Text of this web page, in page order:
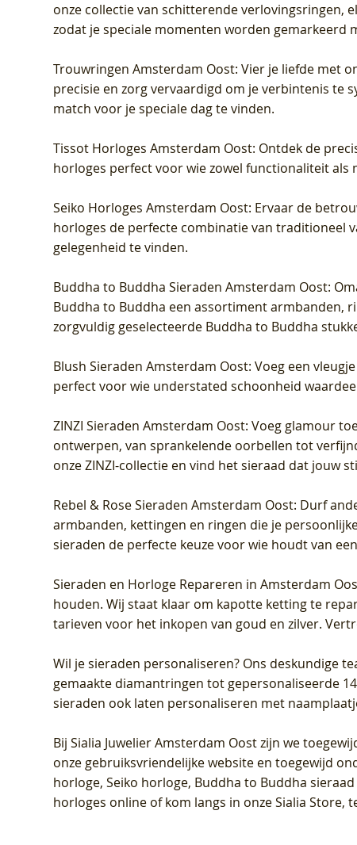
onze collectie van schitterende verlovingsringen,
zodat je speciale momenten worden gemarkeerd
Trouwringen Amsterdam Oost: Vier je liefde met
precisie en zorg vervaardigd om je verbintenis te
match voor je speciale dag te vinden.
Tissot Horloges Amsterdam Oost: Ontdek de
horloges perfect voor wie zowel functionaliteit als
Seiko Horloges Amsterdam Oost: Ervaar de
horloges de perfecte combinatie van traditioneel
gelegenheid te vinden.
Buddha to Buddha Sieraden Amsterdam Oost:
Buddha to Buddha een assortiment armbanden,
zorgvuldig geselecteerde Buddha to Buddha
Blush Sieraden Amsterdam Oost: Voeg een
perfect voor wie understated schoonheid
ZINZI Sieraden Amsterdam Oost: Voeg glamour
ontwerpen, van sprankelende oorbellen tot
onze ZINZI-collectie en vind het sieraad dat jouw
Rebel & Rose Sieraden Amsterdam Oost: Durf
armbanden, kettingen en ringen die je
sieraden de perfecte keuze voor wie houdt van
Sieraden en Horloge Repareren in Amsterdam
houden. Wij staat klaar om kapotte ketting te
tarieven voor het inkopen van goud en zilver.
Wil je sieraden personaliseren? Ons deskundige
gemaakte diamantringen tot gepersonaliseerde
sieraden ook laten personaliseren met
BijSialia Juwelier Amsterdam Oostzijn we
onze gebruiksvriendelijke website en toegewijd
horloge, Seiko horloge, Buddha to Buddha
horloges online of kom langs in onze Sialia Store,